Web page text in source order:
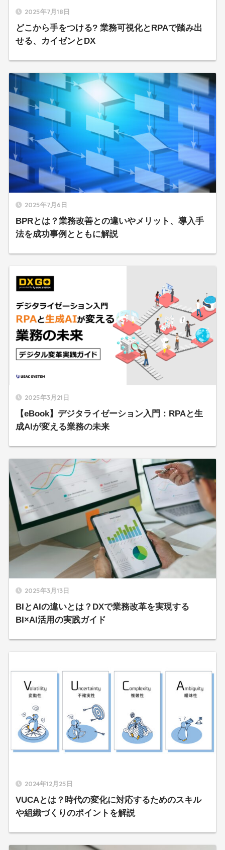
2025年7月18日
どこから手をつける? 業務可視化とRPAで踏み出
せる、カイゼンとDX
2025年7月6日
BPRとは？業務改善との違いやメリット、導入手
法を成功事例とともに解説
2025年3月21日
【eBook】デジタライゼーション入門：RPAと生
成AIが変える業務の未来
2025年3月13日
BIとAIの違いとは？DXで業務改革を実現する
BI×AI活用の実践ガイド
2024年12月25日
VUCAとは？時代の変化に対応するためのスキル
や組織づくりのポイントを解説